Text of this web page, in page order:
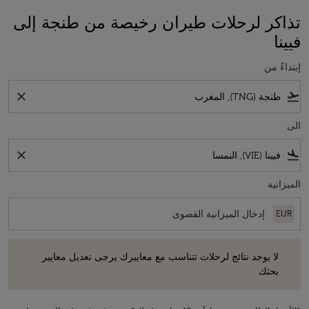
تذاكر لرحلات طيران رخيصة من طنجة إلى
فيينا
إبتداءً من
flight_takeoff
close
الى
flight_land
close
الميزانية
EUR
لا يوجد نتائج لرحلات تتناسب مع معاييرك يرجى تعديل معايير
بحثك